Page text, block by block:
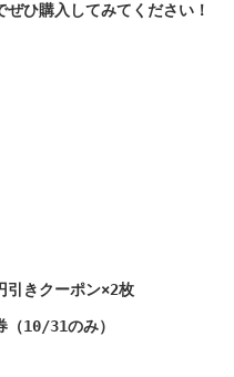
ひ購入してみてください！
引きクーポン×2枚
31のみ）